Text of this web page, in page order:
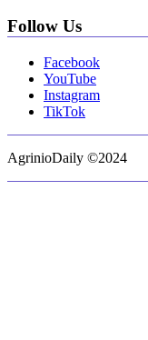
Follow Us
Facebook
YouTube
Instagram
TikTok
AgrinioDaily ©2024